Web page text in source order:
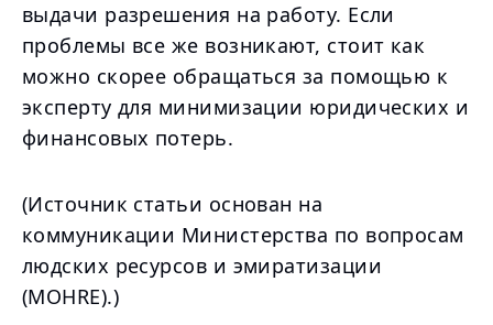
выдачи разрешения на работу. Если
проблемы все же возникают, стоит как
можно скорее обращаться за помощью к
эксперту для минимизации юридических и
финансовых потерь.
(Источник статьи основан на
коммуникации Министерства по вопросам
людских ресурсов и эмиратизации
(MOHRE).)